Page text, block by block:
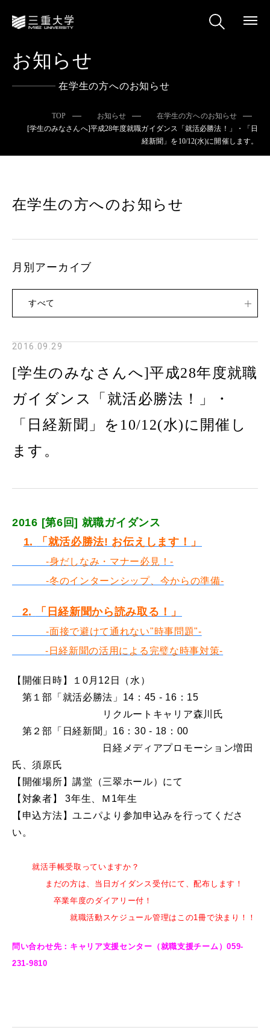
お知らせ
在学生の方へのお知らせ
TOP お知らせ
在学生の方へのお知らせ
[学生のみなさんへ]平成28年度就職ガイダンス「就活必勝法！」・「日
経新聞」を10/12(水)に開催します。
2016.09.29
[学生のみなさんへ]平成28年度就職
ガイダンス「就活必勝法！」・
「日経新聞」を10/12(水)に開催し
ます。
2016 [第6回] 就職ガイダンス
1.
「 就活必勝法! お伝えします！ 」
-身だしなみ・マナー必見！-
-冬のインターンシップ、今からの準備-
2. 「日経新聞から読み取る！ 」
-面接で避けて通れない"時事問題"-
-日経新聞の活用による完璧な時事対策-
【開催日時】１0月12日（水）
第１部「就活必勝法」14：45 - 16：15
リクルートキャリア森川氏
第２部「日経新聞」16：30 - 18：00
日経メディアプロモーション増田
氏、須原氏
【開催場所】講堂（三翠ホール）にて
【対象者】 3年生、Ｍ1年生
【申込方法】ユニパより参加申込みを行ってくださ
い。
就活手帳受取っていますか？
まだの方は、当日ガイダンス受付にて、配布します！
卒業年度のダイアリー付！
就職活動スケジュール管理はこの1冊で決まり！！
問い合わせ先：キャリア支援センター（就職支援チーム）059‐
231‐9810
在学生の方へのお知らせ
月別アーカイブ
すべて